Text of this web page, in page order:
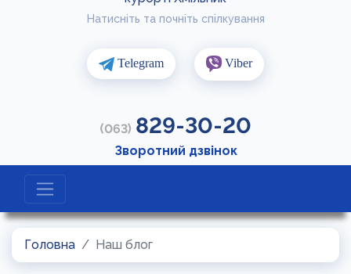
Натисніть та почніть спілкування
Telegram Viber
(063) 829-30-20
Зворотний дзвінок
Головна Наш блог